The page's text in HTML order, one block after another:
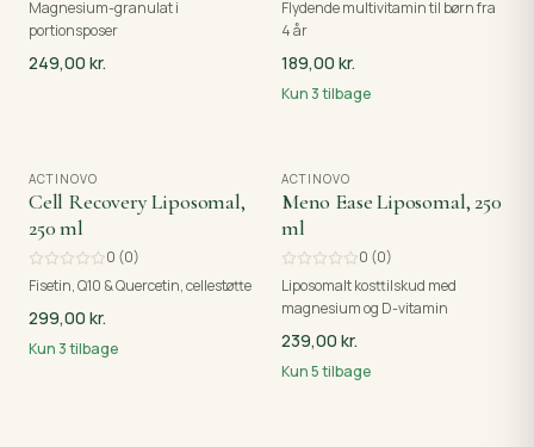
Magnesium-granulat i
portionsposer
249,00 kr.
Flydende multivitamin til børn fra
4 år
189,00 kr.
Kun 3tilbage
ACTINOVO
Cell Recovery Liposomal,
250 ml
0 (0)
Fisetin, Q10 & Quercetin, cellestøtte
299,00 kr.
Kun 3tilbage
ACTINOVO
Meno Ease Liposomal, 250
ml
0 (0)
Liposomalt kosttilskud med
magnesium og D-vitamin
239,00 kr.
Kun5tilbage